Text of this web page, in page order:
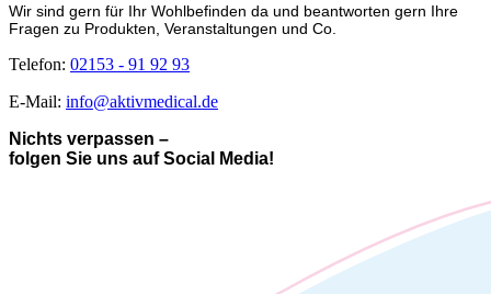
Wir sind gern für Ihr Wohlbefinden da und beantworten gern Ihre
Fragen zu Produkten, Veranstaltungen und Co.
Telefon: 02153 - 91 92 93
E-Mail: info@aktivmedical.de
Nichts verpassen –
folgen Sie uns auf Social Media!